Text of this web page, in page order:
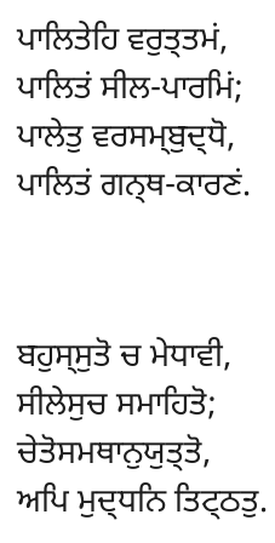
ਪਾਲਿਤੇਹਿਵਰੁਤ੍ਤਮਂ,
ਪਾਲਿਤਂ ਸੀਲ-ਪਾਰਮਿਂ;
ਪਾਲੇਤੁ ਵਰਸਮ੍ਬੁਦ੍ਧੋ,
ਪਾਲਿਤਂ ਗਨ੍ਥ-ਕਾਰਣਂ.
ਬਹੁਸ੍ਸੁਤੋਚ ਮੇਧਾਵੀ,
ਸੀਲੇਸੁਚ ਸਮਾਹਿਤੋ;
ਚੇਤੋਸਮਥਾਨੁਯੁਤ੍ਤੋ,
ਅਪਿ ਮੁਦ੍ਧਨਿ ਤਿਟ੍ਠਤੁ.